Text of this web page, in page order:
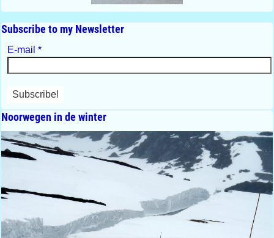
Subscribe to my Newsletter
E-mail *
Noorwegen in de winter